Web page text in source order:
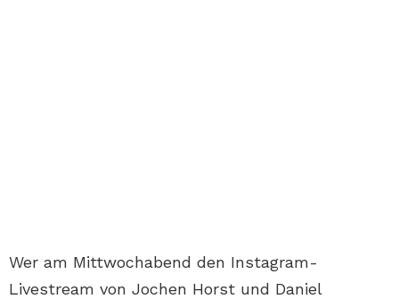
Wer am Mittwochabend den Instagram-
Livestream von Jochen Horst und Daniel